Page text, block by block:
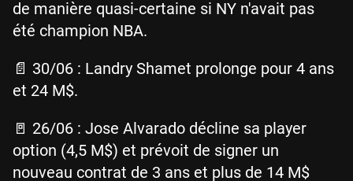
de manière quasi-certaine si NY n'avait pas
été champion NBA.
📄 30/06 : Landry Shamet prolonge pour 4 ans
et 24 M$.
🚪 26/06 : Jose Alvarado décline sa player
option (4,5 M$) et prévoit de signer un
nouveau contrat de 3 ans et plus de 14 M$